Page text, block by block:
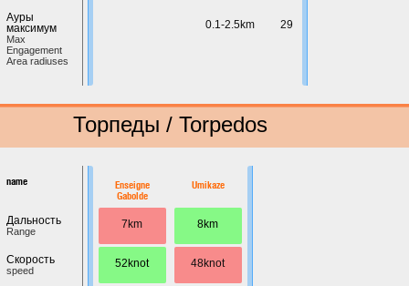
Ауры
максимум
Max
Engagement
Area radiuses
0.1-2.5km 29
Торпеды / Torpedos
name
Дальность
Range
Скорость
speed
Enseigne
Gabolde
7km
52knot
Umikaze
8km
48knot